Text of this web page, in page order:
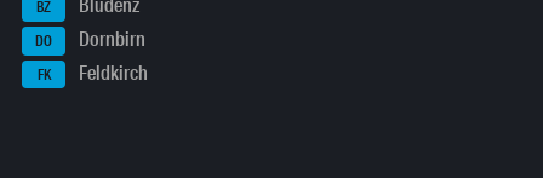
BZ Bludenz
DO Dornbirn
FK Feldkirch